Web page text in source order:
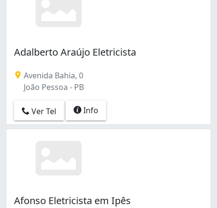
Adalberto Araújo Eletricista
Avenida Bahia, 0
João Pessoa - PB
Ver Tel Info
Afonso Eletricista em Ipês